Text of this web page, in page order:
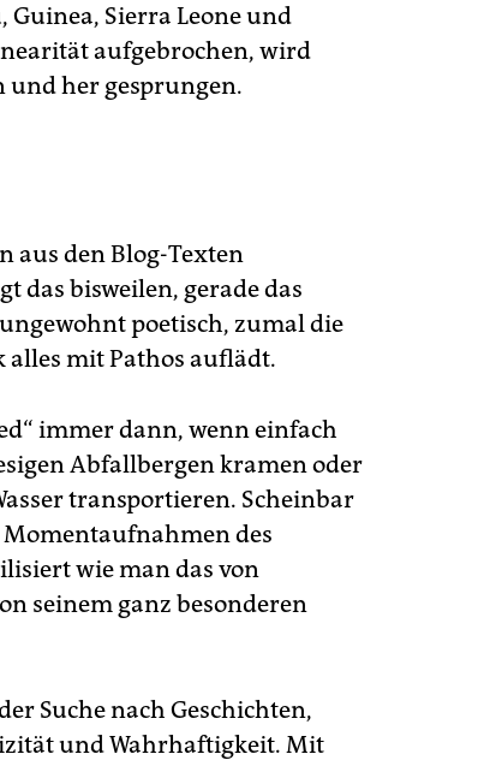
Guinea, Sierra Leone und
aufgebrochen, wird
her gesprungen.
aus den Blog-Texten
das bisweilen, gerade das
poetisch, zumal die
mit Pathos auflädt.
immer dann, wenn einfach
Abfallbergen kramen oder
transportieren. Scheinbar
des
wie man das von
seinem ganz besonderen
Suche nach Geschichten,
und Wahrhaftigkeit. Mit